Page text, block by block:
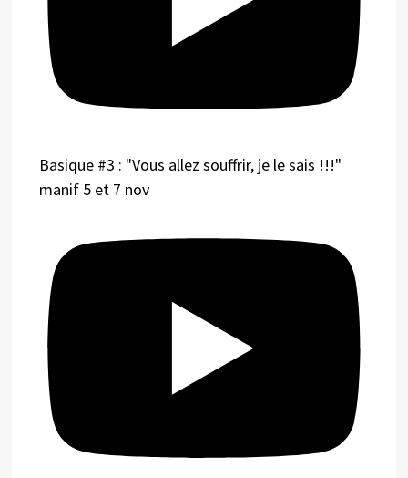
Basique #3 : "Vous allez souffrir, je le sais !!!"
manif 5 et 7 nov